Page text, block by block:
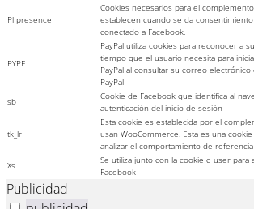
Pl presence
Cookies necesarios para el
establecen cuando se da
conectado a Facebook.
PYPF
PayPal utiliza cookies para reconocer a
tiempo que el usuario necesita para
PayPal al consultar su correo
PayPal
sb
Cookie de Facebook que identifica al
autenticación del inicio de sesión
tk_lr
Esta cookie es establecida por el
usan WooCommerce. Esta es una
analizar el comportamiento de referencia
Xs
Se utiliza junto con la cookie c_user
Facebook
Publicidad